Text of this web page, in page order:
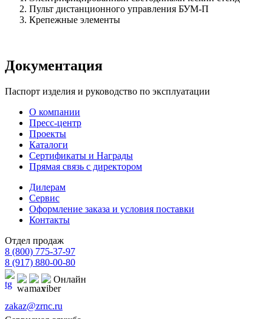
Пульт дистанционного управления БУМ-П
Крепежные элементы
Документация
Паспорт изделия и руководство по эксплуатации
О компании
Пресс-центр
Проекты
Каталоги
Сертификаты и Награды
Прямая связь с директором
Дилерам
Сервис
Оформление заказа и условия поставки
Контакты
Отдел продаж
8 (800) 775-37-97
8 (917) 880-00-80
Онлайн
zakaz@zrnc.ru